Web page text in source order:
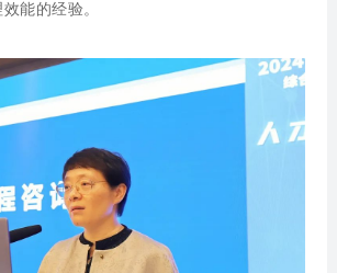
能的经验。